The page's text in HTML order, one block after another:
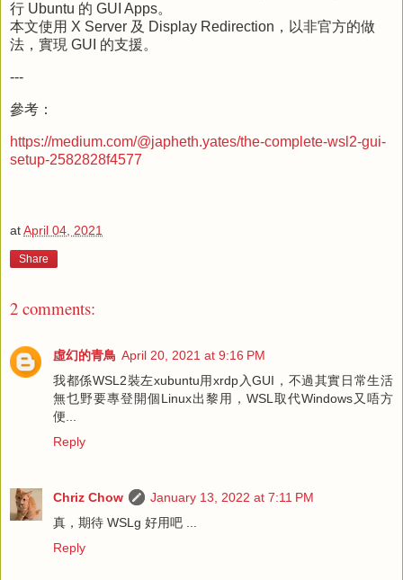
行 Ubuntu 的 GUI Apps。
本文使用 X Server 及 Display Redirection，以非官方的做
法，實現 GUI 的支援。
---
參考：
https://medium.com/@japheth.yates/the-complete-wsl2-gui-
setup-2582828f4577
atApril 04, 2021
Share
2 comments:
虛幻的青鳥 April 20, 2021 at 9:16 PM
我都係WSL2裝左xubuntu用xrdp入GUI，不過其實日常生活
無乜野要專登開個Linux出黎用，WSL取代Windows又唔方
便...
Reply
Chriz Chow
January 13, 2022 at 7:11 PM
真，期待 WSLg 好用吧 ...
Reply